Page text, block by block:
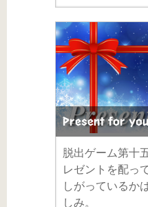
Present for you
脱出ゲーム第十
レゼントを配っ
しがっているか
しみ。